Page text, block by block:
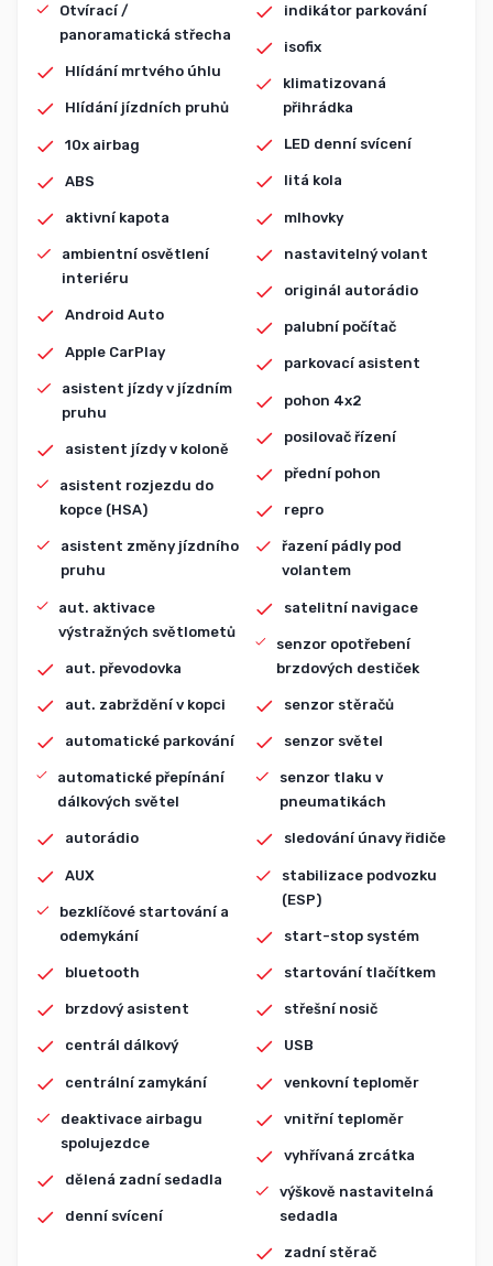
Otvírací /
panoramatická střecha
Hlídání mrtvého úhlu
Hlídání jízdních pruhů
10x airbag
ABS
aktivní kapota
ambientní osvětlení
interiéru
Android Auto
Apple CarPlay
asistent jízdy v jízdním
pruhu
asistent jízdy v koloně
asistent rozjezdu do
kopce (HSA)
asistent změny jízdního
pruhu
aut. aktivace
výstražných světlometů
aut. převodovka
aut. zabrždění v kopci
automatické parkování
automatické přepínání
dálkových světel
autorádio
AUX
bezklíčové startování a
odemykání
bluetooth
brzdový asistent
centrál dálkový
centrální zamykání
deaktivace airbagu
spolujezdce
dělená zadní sedadla
denní svícení
indikátor parkování
isofix
klimatizovaná
přihrádka
LED denní svícení
litá kola
mlhovky
nastavitelný volant
originál autorádio
palubní počítač
parkovací asistent
pohon 4x2
posilovač řízení
přední pohon
repro
řazení pádly pod
volantem
satelitní navigace
senzor opotřebení
brzdových destiček
senzor stěračů
senzor světel
senzor tlaku v
pneumatikách
sledování únavy řidiče
stabilizace podvozku
(ESP)
start-stop systém
startování tlačítkem
střešní nosič
USB
venkovní teploměr
vnitřní teploměr
vyhřívaná zrcátka
výškově nastavitelná
sedadla
zadní stěrač